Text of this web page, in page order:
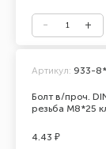
Болт в/проч.
резьба М8*25
Артикул: 933-
4.43 ₽